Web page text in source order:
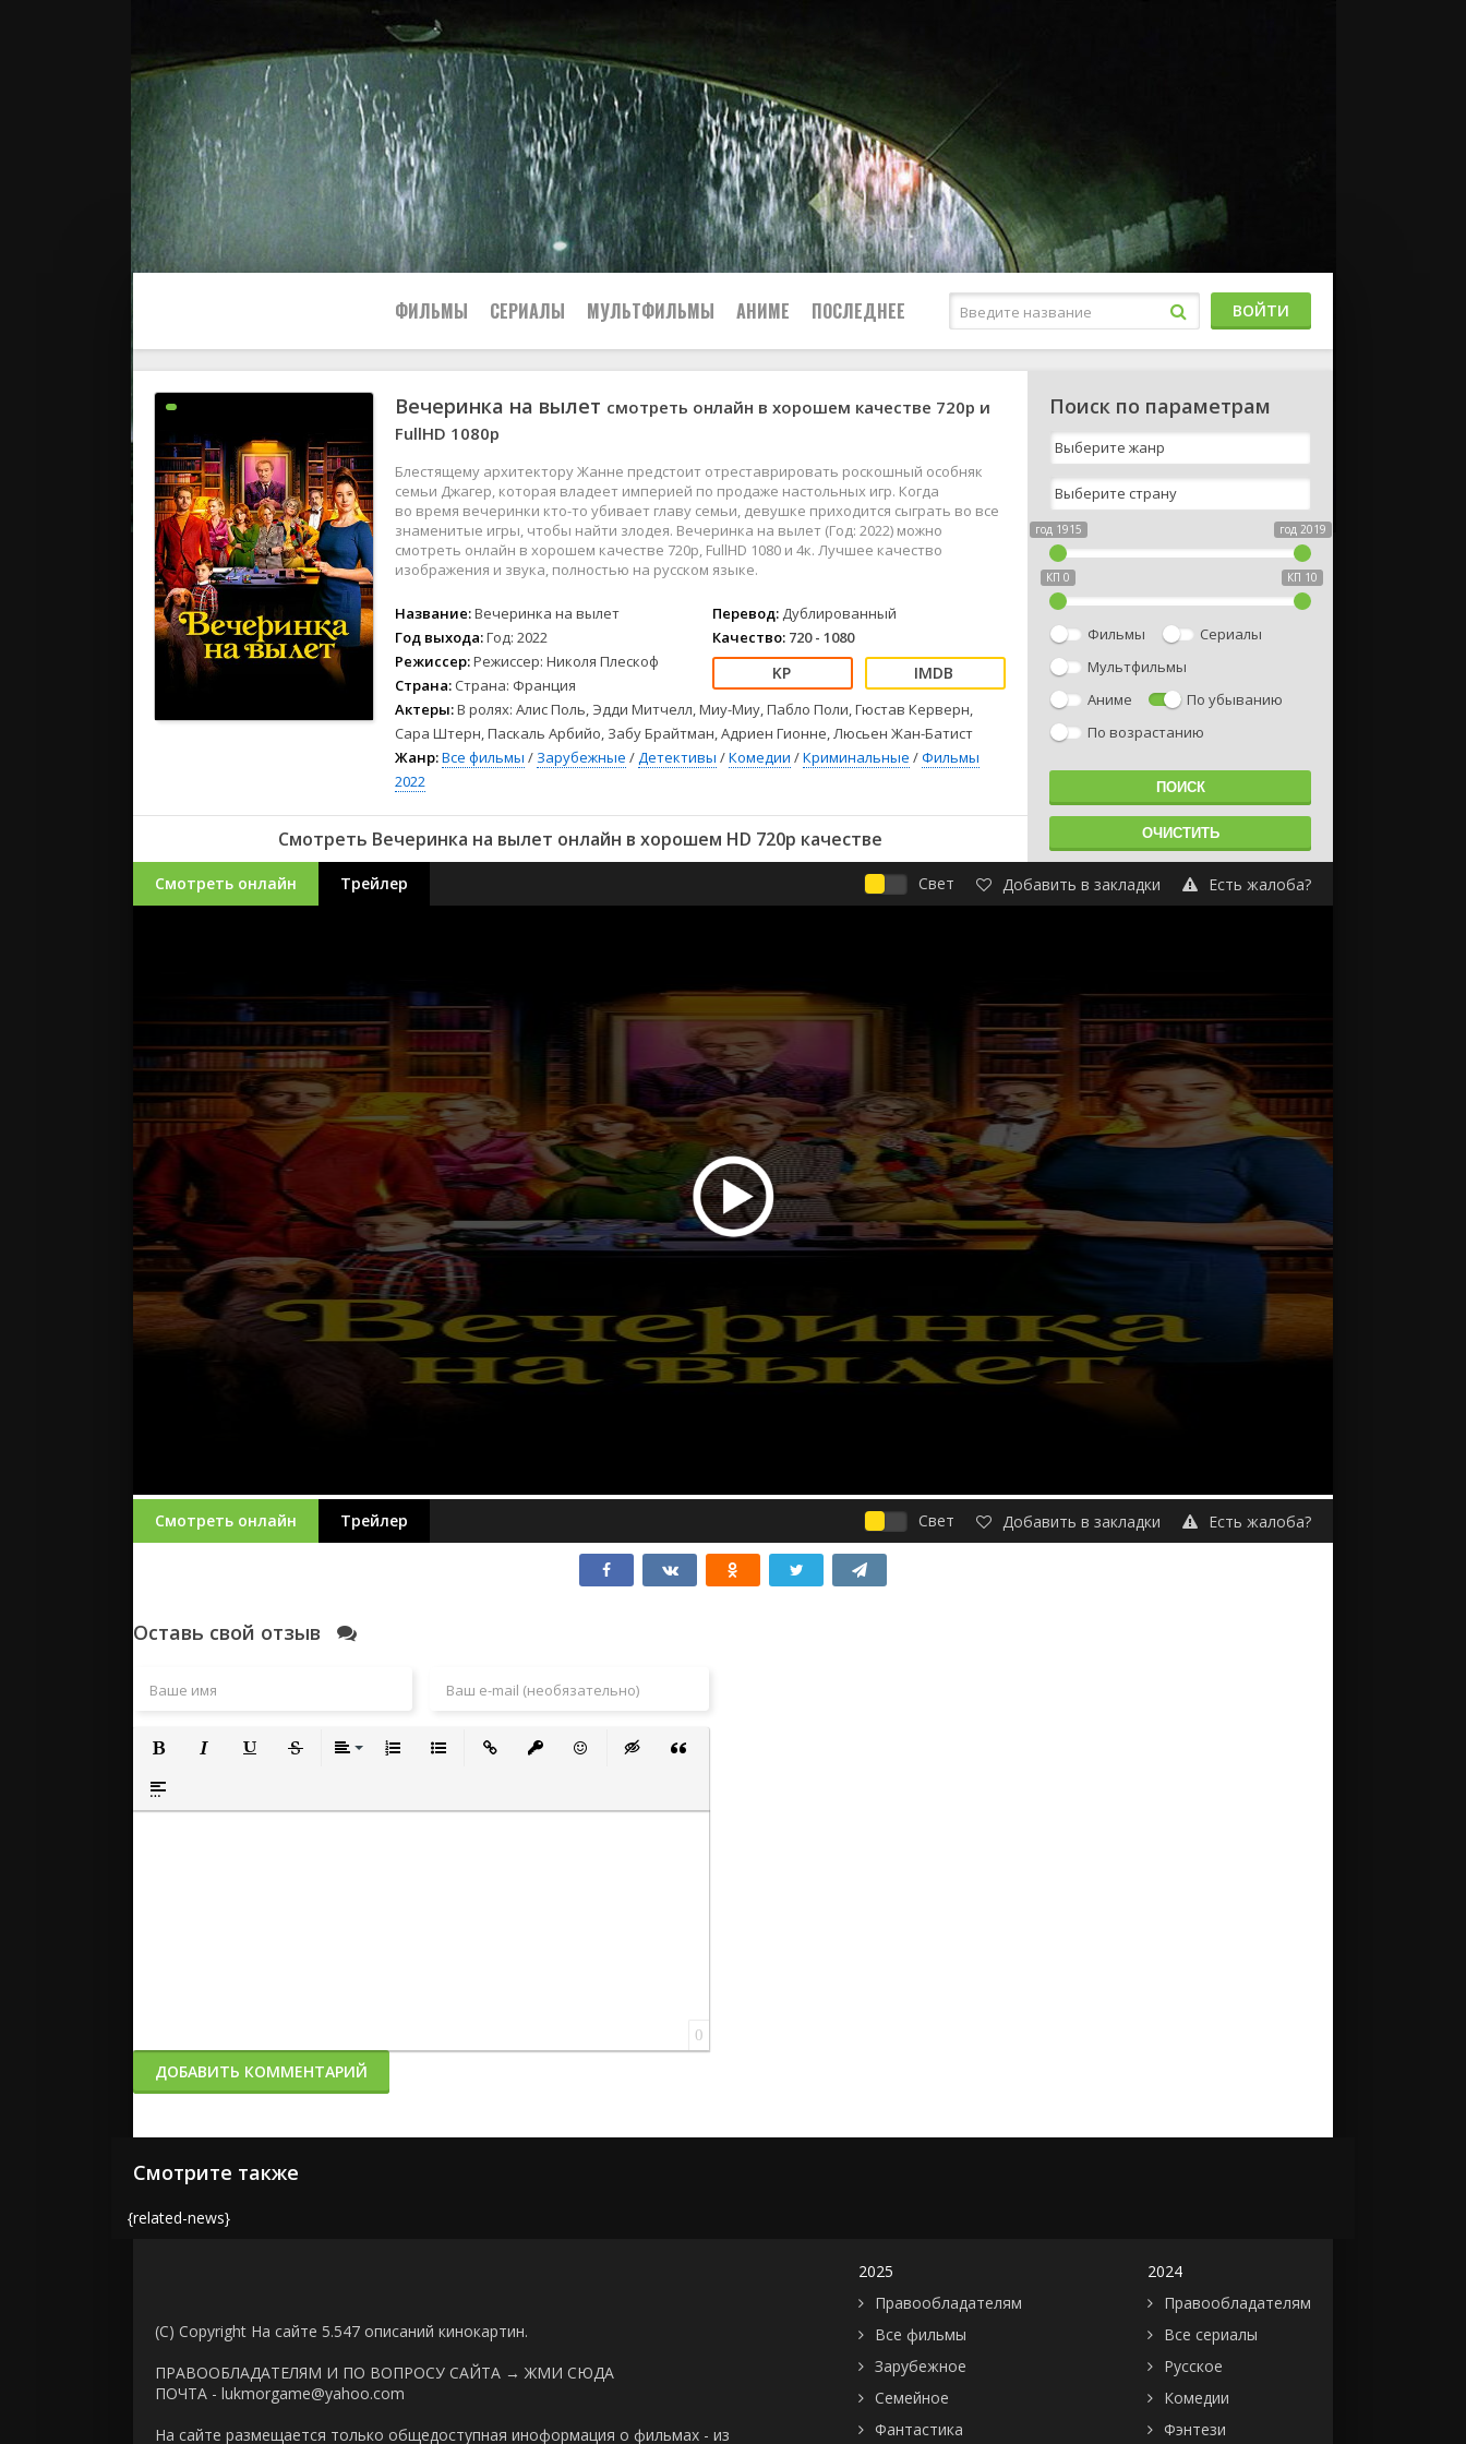
ФИЛЬМЫ
Все
2023
2022
2021
СССР
Зарубежные
Детективы
Детские
Драмы
Комедии
Криминал
Приключения
Семейные
Спорт
Триллеры
Фантастика
Фэнтези
СЕРИАЛЫ МУЛЬТФИЛЬМЫ АНИМЕ ПОСЛЕДНЕЕ
Все
2023
2022
2021
СССР
Зарубежные
Фильмы из соцетей
ВОЙТИ
Вечеринка на вылет смотреть онлайн в хорошем качестве 720p и
FullHD 1080р
Блестящему архитектору Жанне предстоит отреставрировать роскошный особняк
семьи Джагер, которая владеет империей по продаже настольных игр. Когда
во время вечеринки кто-то убивает главу семьи, девушке приходится сыграть во все
знаменитые игры, чтобы найти злодея. Вечеринка на вылет (Год: 2022) можно
смотреть онлайн в хорошем качестве 720p, FullHD 1080 и 4к. Лучшее качество
изображения и звука, полностью на русском языке.
Название:Вечеринка на вылет
Год выхода:Год: 2022
Режиссер:Режиссер: Николя Плескоф
Страна: Страна: Франция
Перевод: Дублированный
Качество: 720 - 1080
Актеры:В ролях: Алис Поль, Эдди Митчелл, Миу-Миу, Пабло Поли, Гюстав Керверн,
Сара Штерн, Паскаль Арбийо, Забу Брайтман, Адриен Гионне, Люсьен Жан-Батист
Жанр:Все фильмы / Зарубежные /Детективы /Комедии /Криминальные /Фильмы
2022
Смотреть Вечеринка на вылет онлайн в хорошем HD 720p качестве
Поиск по параметрам
год 1915 год 2019
КП 0 КП 10
Фильмы
Сериалы
Мультфильмы
Аниме
По убыванию
По возрастанию
Смотреть онлайн Трейлер Свет Добавить в закладки Есть жалоба?
Смотреть онлайн Трейлер Свет Добавить в закладки Есть жалоба?
Оставь свой отзыв
Полужирный
Вставка спойлера
0
ДОБАВИТЬ КОММЕНТАРИЙ
Смотрите также
{related-news}
(C) Copyright На сайте 5.547 описаний кинокартин.
ПРАВООБЛАДАТЕЛЯМ И ПО ВОПРОСУ САЙТА → ЖМИ СЮДА
ПОЧТА - lukmorgame@yahoo.com
На сайте размещается только общедоступная иноформация о фильмах - из
2025
Правообладателям
Все фильмы
Зарубежное
Семейное
Фантастика
2024
Правообладателям
Все сериалы
Русское
Комедии
Фэнтези